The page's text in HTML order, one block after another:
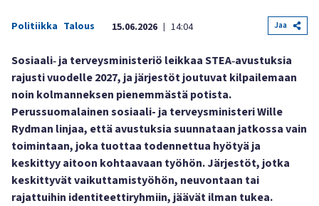
Politiikka Talous 15.06.2026 | 14:04 Jaa
Sosiaali‑ ja terveysministeriö leikkaa STEA‑avustuksia
rajusti vuodelle 2027, ja järjestöt joutuvat kilpailemaan
noin kolmanneksen pienemmästä potista.
Perussuomalainen sosiaali- ja terveysministeri Wille
Rydman linjaa, että avustuksia suunnataan jatkossa vain
toimintaan, joka tuottaa todennettua hyötyä ja
keskittyy aitoon kohtaavaan työhön. Järjestöt, jotka
keskittyvät vaikuttamistyöhön, neuvontaan tai
rajattuihin identiteettiryhmiin, jäävät ilman tukea.